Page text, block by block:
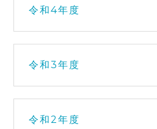
令和4年度
令和3年度
令和2年度